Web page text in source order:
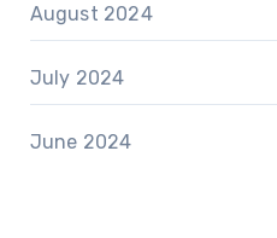
August 2024
July 2024
June 2024